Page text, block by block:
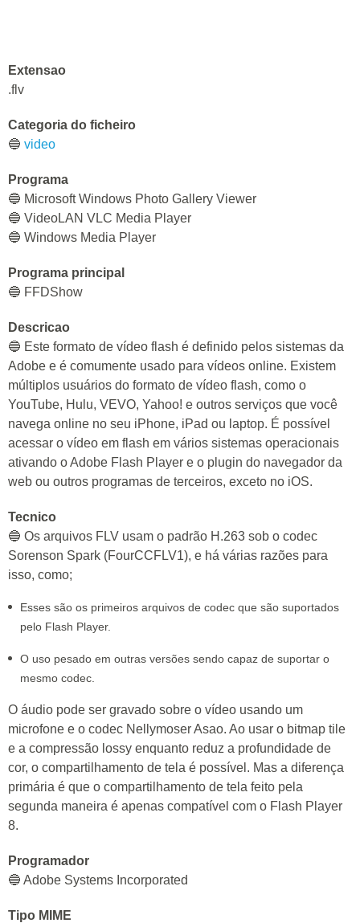
Extensao
.flv
Categoria do ficheiro
🔵 video
Programa
🔵 Microsoft Windows Photo Gallery Viewer
🔵 VideoLAN VLC Media Player
🔵 Windows Media Player
Programa principal
🔵 FFDShow
Descricao
🔵 Este formato de vídeo flash é definido pelos sistemas da
Adobe e é comumente usado para vídeos online. Existem
múltiplos usuários do formato de vídeo flash, como o
YouTube, Hulu, VEVO, Yahoo! e outros serviços que você
navega online no seu iPhone, iPad ou laptop. É possível
acessar o vídeo em flash em vários sistemas operacionais
ativando o Adobe Flash Player e o plugin do navegador da
web ou outros programas de terceiros, exceto no iOS.
Tecnico
🔵 Os arquivos FLV usam o padrão H.263 sob o codec
Sorenson Spark (FourCCFLV1), e há várias razões para
isso, como;
Esses são os primeiros arquivos de codec que são suportados
pelo Flash Player.
O uso pesado em outras versões sendo capaz de suportar o
mesmo codec.
O áudio pode ser gravado sobre o vídeo usando um
microfone e o codec Nellymoser Asao. Ao usar o bitmap tile
e a compressão lossy enquanto reduz a profundidade de
cor, o compartilhamento de tela é possível. Mas a diferença
primária é que o compartilhamento de tela feito pela
segunda maneira é apenas compatível com o Flash Player
8.
Programador
🔵 Adobe Systems Incorporated
Tipo MIME